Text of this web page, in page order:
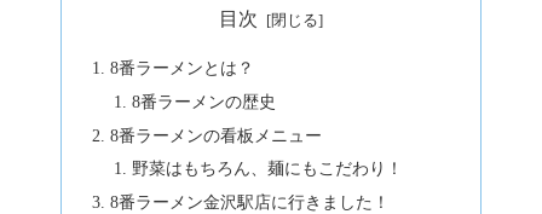
目次
8番ラーメンとは？
8番ラーメンの歴史
8番ラーメンの看板メニュー
野菜はもちろん、麺にもこだわり！
8番ラーメン金沢駅店に行きました！